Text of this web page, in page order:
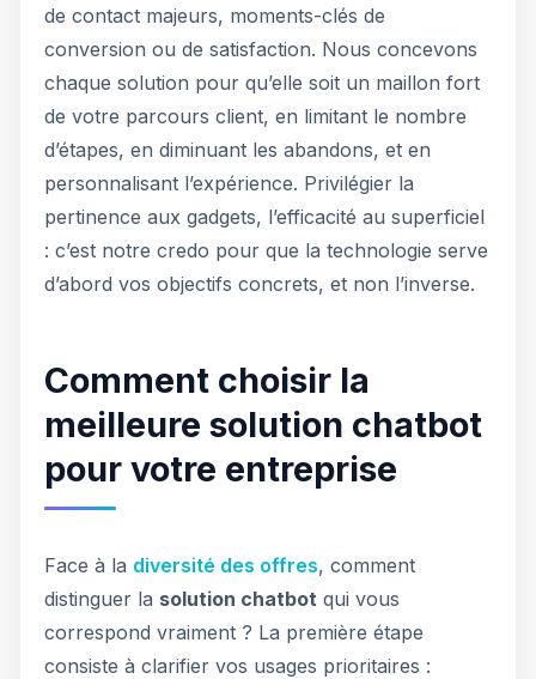
de contact majeurs, moments-clés de
conversion ou de satisfaction. Nous concevons
chaque solution pour qu’elle soit un maillon fort
de votre parcours client, en limitant le nombre
d’étapes, en diminuant les abandons, et en
personnalisant l’expérience. Privilégier la
pertinence aux gadgets, l’efficacité au superficiel
: c’est notre credo pour que la technologie serve
d’abord vos objectifs concrets, et non l’inverse.
Comment choisir la
meilleure solution chatbot
pour votre entreprise
Face à la diversité des offres, comment
distinguer la solution chatbot qui vous
correspond vraiment ? La première étape
consiste à clarifier vos usages prioritaires :